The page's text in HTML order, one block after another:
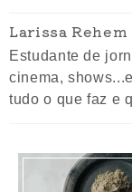
Larissa Rehem
Estudante de
cinema,
tudo o que faz e